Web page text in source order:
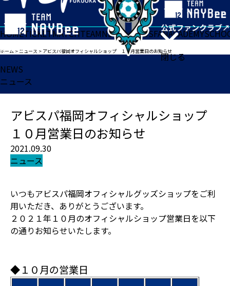
閉じる
HOMETICKETMATCHTEAMNEWSGOODSFANACADEMY
ホーム >ニュース > アビスパ福岡オフィシャルショップ １０月営業日のお知らせ
NEWS
ニュース
アビスパ福岡オフィシャルショップ
１０月営業日のお知らせ
2021.09.30
ニュース
いつもアビスパ福岡オフィシャルグッズショップをご利
用いただき、ありがとうございます。
２０２１年１０月のオフィシャルショップ営業日を以下
の通りお知らせいたします。
◆１０月の営業日